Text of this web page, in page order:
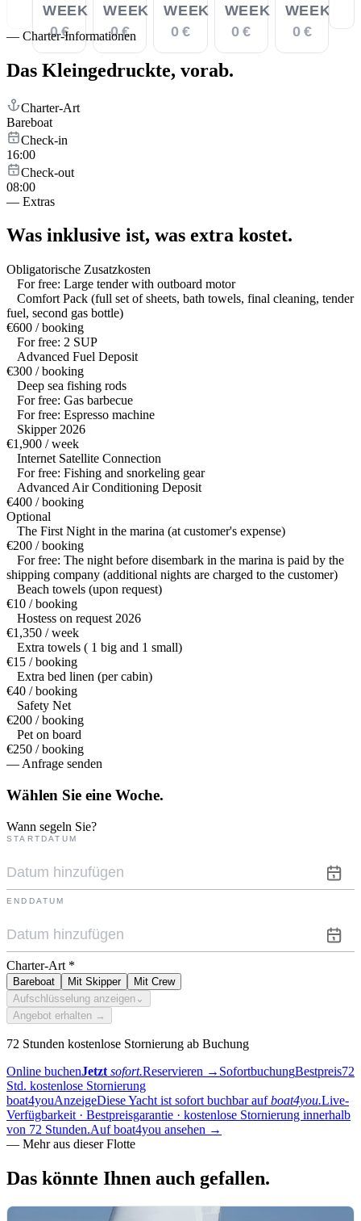
WEEK
0 €
WEEK
0 €
WEEK
0 €
WEEK
0 €
WEEK
0 €
— Charter-Informationen
Das Kleingedruckte, vorab.
Charter-Art
Bareboat
Check-in
16:00
Check-out
08:00
— Extras
Was inklusive ist, was extra kostet.
Obligatorische Zusatzkosten
For free: Large tender with outboard motor
Comfort Pack (full set of sheets, bath towels, final cleaning, tender
fuel, second gas bottle)
€600 / booking
For free: 2 SUP
Advanced Fuel Deposit
€300 / booking
Deep sea fishing rods
For free: Gas barbecue
For free: Espresso machine
Skipper 2026
€1,900 / week
Internet Satellite Connection
For free: Fishing and snorkeling gear
Advanced Air Conditioning Deposit
€400 / booking
Optional
The First Night in the marina (at customer's expense)
€200 / booking
For free: The night before disembark in the marina is paid by the
shipping company (additional nights are charged to the customer)
Beach towels (upon request)
€10 / booking
Hostess on request 2026
€1,350 / week
Extra towels ( 1 big and 1 small)
€15 / booking
Extra bed linen (per cabin)
€40 / booking
Safety Net
€200 / booking
Pet on board
€250 / booking
— Anfrage senden
Wählen Sie eine Woche.
Wann segeln Sie?
STARTDATUM
ENDDATUM
Charter-Art *
Bareboat Mit Skipper
Mit Crew
Aufschlüsselung anzeigen ⌄
Angebot erhalten →
72 Stunden kostenlose Stornierung ab Buchung
Online buchenJetzt sofort.Reservieren → SofortbuchungBestpreis72
Std. kostenlose Stornierung
boat4youAnzeigeDiese Yacht ist sofort buchbar auf boat4you.Live-
Verfügbarkeit · Bestpreisgarantie · kostenlose Stornierung innerhalb
von 72 Stunden.Auf boat4you ansehen →
— Mehr aus dieser Flotte
Das könnte Ihnen auch gefallen.